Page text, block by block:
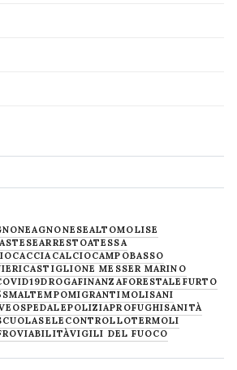
AGNONESEALTOMOLISE
ARRESTOATESSA
CACCIACALCIOCAMPOBASSO
CASTIGLIONE MESSER MARINO
DROGAFINANZAFORESTALE FURTO
MALTEMPOMIGRANTIMOLISANI
OSPEDALEPOLIZIAPROFUGHISANITÀ
SELECONTROLLOTERMOLI
VIABILITÀVIGILI DEL FUOCO